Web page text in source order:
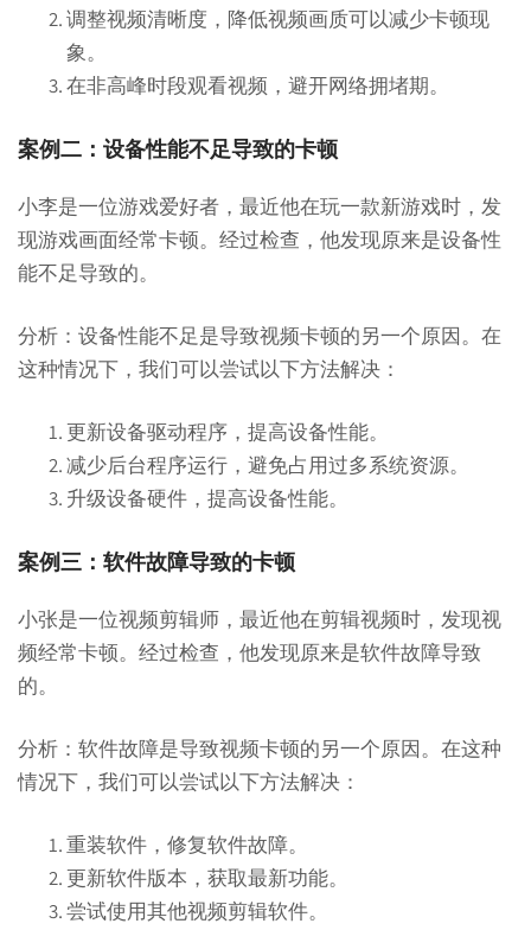
调整视频清晰度，降低视频画质可以减少卡顿现
象。
在非高峰时段观看视频，避开网络拥堵期。
案例二：设备性能不足导致的卡顿
小李是一位游戏爱好者，最近他在玩一款新游戏时，发
现游戏画面经常卡顿。经过检查，他发现原来是设备性
能不足导致的。
分析：设备性能不足是导致视频卡顿的另一个原因。在
这种情况下，我们可以尝试以下方法解决：
更新设备驱动程序，提高设备性能。
减少后台程序运行，避免占用过多系统资源。
升级设备硬件，提高设备性能。
案例三：软件故障导致的卡顿
小张是一位视频剪辑师，最近他在剪辑视频时，发现视
频经常卡顿。经过检查，他发现原来是软件故障导致
的。
分析：软件故障是导致视频卡顿的另一个原因。在这种
情况下，我们可以尝试以下方法解决：
重装软件，修复软件故障。
更新软件版本，获取最新功能。
尝试使用其他视频剪辑软件。